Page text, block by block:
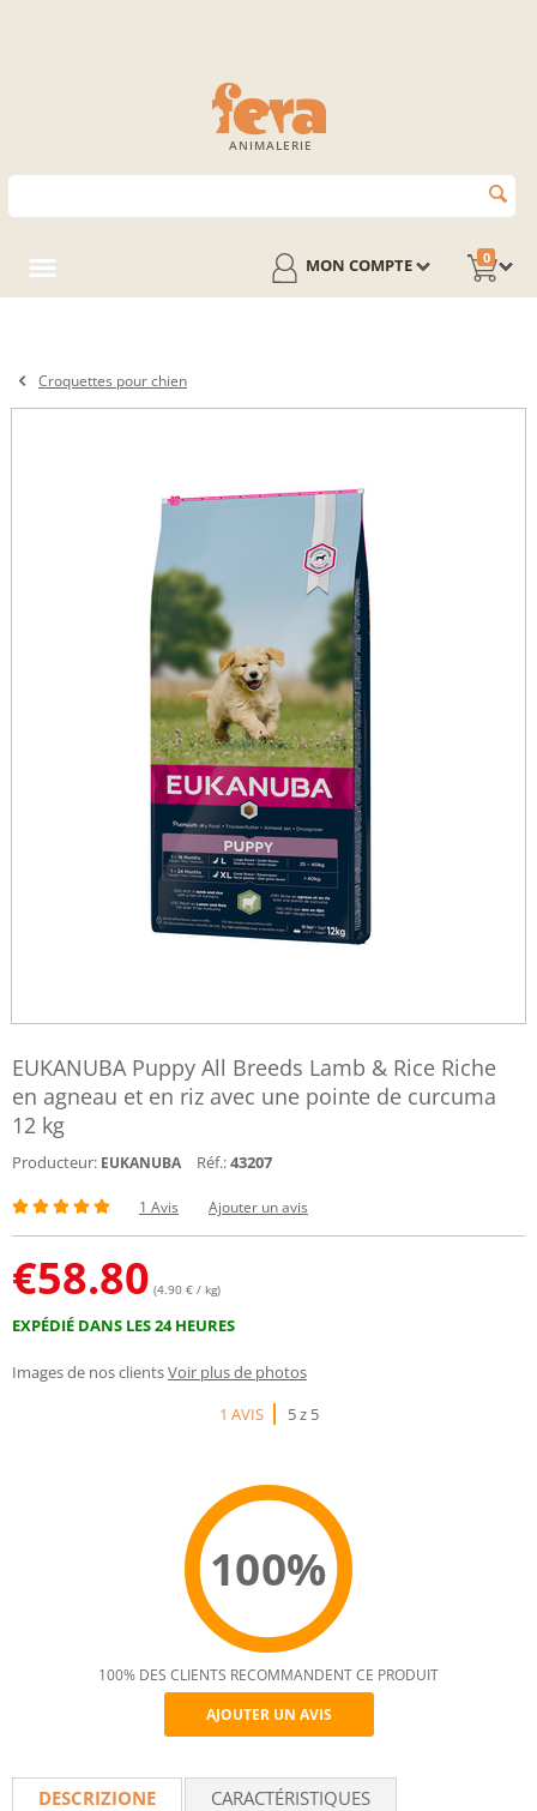
ANIMALERIE
0
MON COMPTE
Croquettes pour chien
EUKANUBA Puppy All Breeds Lamb & Rice Riche
en agneau et en riz avec une pointe de curcuma
12 kg
Producteur: EUKANUBA Réf.:43207
1 Avis Ajouter un avis
€58.80 (4.90 € / kg)
EXPÉDIÉ DANS LES 24 HEURES
Images de nos clientsVoir plus de photos
1 AVIS
5 z 5
100%
Recommend
100% DES CLIENTS RECOMMANDENT CE PRODUIT
AJOUTER UN AVIS
DESCRIZIONE
CARACTÉRISTIQUES